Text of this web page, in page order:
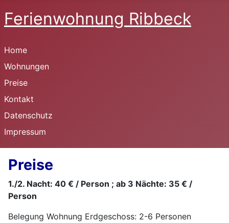
Ferienwohnung Ribbeck
Home
Wohnungen
Preise
Kontakt
Datenschutz
Impressum
Preise
1./2. Nacht: 40 € / Person ; ab 3 Nächte: 35 € /
Person
Belegung Wohnung Erdgeschoss: 2-6 Personen